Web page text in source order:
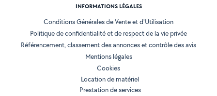
INFORMATIONS LÉGALES
Conditions Générales de Vente et d'Utilisation
Politique de confidentialité et de respect de la vie privée
Référencement, classement des annonces et contrôle des avis
Mentions légales
Cookies
Location de matériel
Prestation de services